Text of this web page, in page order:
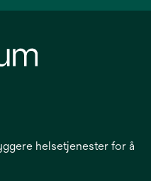
helsetjenester for å